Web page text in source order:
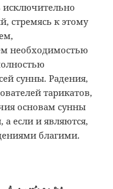
исключительно
стремясь к этому
необходимостью
сунны. Радения,
тарикатов,
основам сунны
если и являются,
благими.